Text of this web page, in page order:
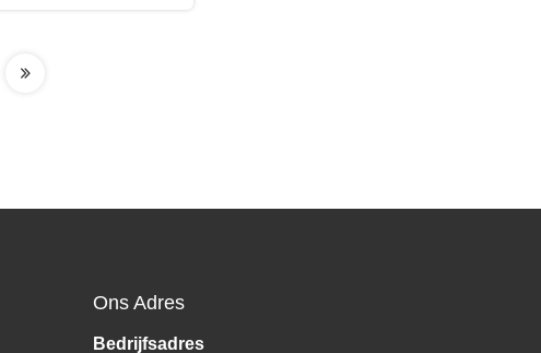
Ons Adres
Bedrijfsadres